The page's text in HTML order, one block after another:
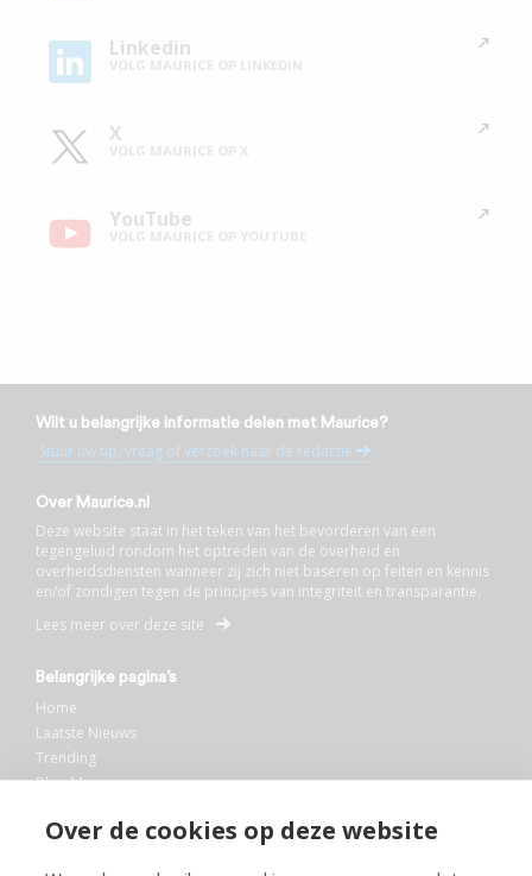
Over de cookies op deze website
Linkedin
X
YouTube
Wilt u belangrijke informatie delen met Maurice?
Stuur uw tip, vraag of verzoek naar de redactie
Over Maurice.nl
Deze website staat in het teken van het bevorderen van een
tegengeluid rondom het optreden van de overheid en
overheidsdiensten wanneer zij zich niet baseren op feiten en kennis
en/of zondigen tegen de principes van integriteit en transparantie.
Lees meer over deze site
Belangrijke pagina’s
Home
Laatste Nieuws
Trending
Blog Maurice
Bibliotheek